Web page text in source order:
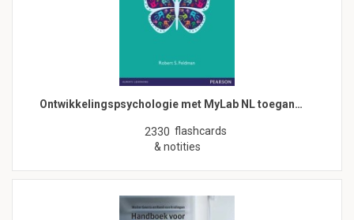
Ontwikkelingspsychologie met MyLab NL toegan…
2330 flashcards
& notities